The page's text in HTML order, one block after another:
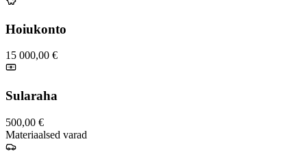
Hoiukonto
15 000,00 €
Sularaha
500,00 €
Materiaalsed varad